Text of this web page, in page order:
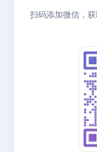
扫码添加微信，